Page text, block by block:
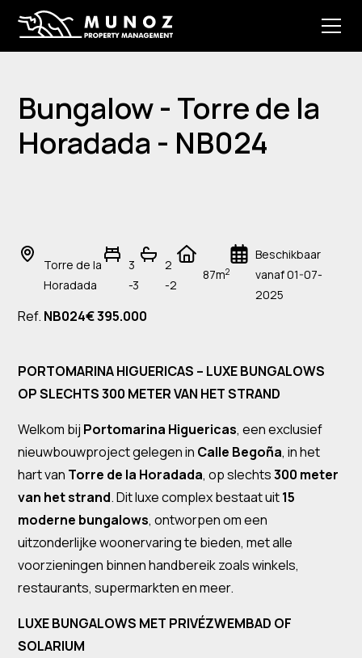
Bungalow - Torre de la
Horadada - NB024
Torre de la
Horadada
3
-3
2
-2
87m2
Beschikbaar
vanaf 01-07-
2025
Ref. NB024€ 395.000
PORTOMARINA HIGUERICAS – LUXE BUNGALOWS
OP SLECHTS 300 METER VAN HET STRAND
Welkom bij Portomarina Higuericas, een exclusief
nieuwbouwproject gelegen in Calle Begoña, in het
hart van Torre de la Horadada, op slechts300 meter
van het strand. Dit luxe complex bestaat uit15
moderne bungalows, ontworpen om een
uitzonderlijke woonervaring te bieden, met alle
voorzieningen binnen handbereik zoals winkels,
restaurants, supermarkten en meer.
LUXE BUNGALOWS MET PRIVÉZWEMBAD OF
SOLARIUM